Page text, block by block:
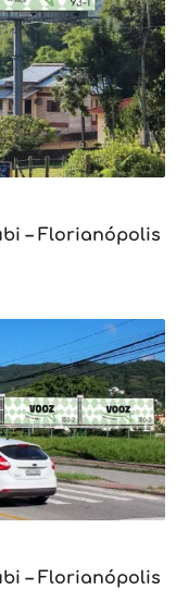
– Florianópolis
– Florianópolis